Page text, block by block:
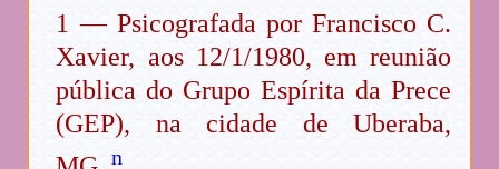
1 — Psicografada por Francisco C.
Xavier, aos 12/1/1980, em reunião
pública do Grupo Espírita da Prece
(GEP), na cidade de Uberaba,
n